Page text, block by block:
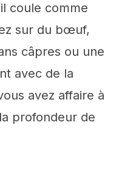
coule comme
sur du bœuf,
câpres ou une
avec de la
avez affaire à
profondeur de